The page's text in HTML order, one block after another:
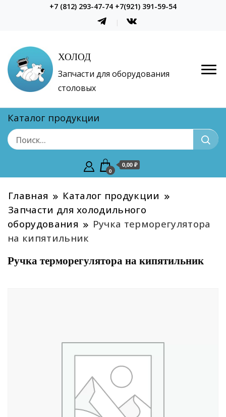
+7 (812) 293-47-74 +7(921) 391-59-54
ХОЛОД
Запчасти для оборудования
столовых
Каталог продукции
0
0,00 ₽
Главная
Каталог продукции
Запчасти для холодильного
оборудования
Ручка терморегулятора
на кипятильник
Ручка терморегулятора на кипятильник